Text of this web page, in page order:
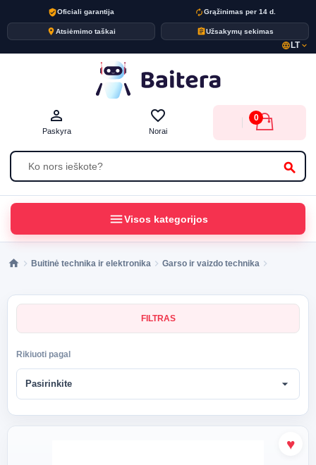
verified_userOficiali garantija autorenewGrąžinimas per 14 d.
placeAtsiėmimo taškai assignmentUžsakymų sekimas
language LTexpand_more
search
person_outline
Paskyra
favorite_border
Norai
0
menuVisos kategorijos
Buitinė technika ir elektronika Garso ir vaizdo technika
FILTRAS
Rikiuoti pagal
Pasirinkite arrow_drop_down